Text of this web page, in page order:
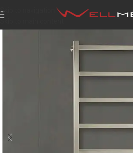
Skip to navigation